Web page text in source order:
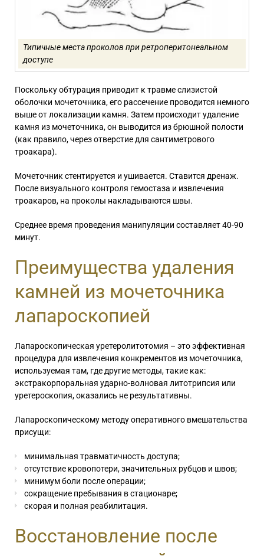
Типичные места проколов при ретроперитонеальном
доступе
Поскольку обтурация приводит к травме слизистой
оболочки мочеточника, его рассечение проводится немного
выше от локализации камня. Затем происходит удаление
камня из мочеточника, он выводится из брюшной полости
(как правило, через отверстие для сантиметрового
троакара).
Мочеточник стентируется и ушивается. Ставится дренаж.
После визуального контроля гемостаза и извлечения
троакаров, на проколы накладываются швы.
Среднее время проведения манипуляции составляет 40-90
минут.
Преимущества удаления
камней из мочеточника
лапароскопией
Лапароскопическая уретеролитотомия – этоэффективная
процедура для извлечения конкрементов из мочеточника,
используемая там, где другие методы, такие как:
экстракорпоральная ударно-волновая литотрипсия или
уретероскопия, оказались не результативны.
Лапароскопическому методу оперативного вмешательства
присущи:
минимальная травматичность доступа;
отсутствие кровопотери, значительных рубцов и швов;
минимум боли после операции;
сокращение пребывания в стационаре;
скорая и полная реабилитация.
Восстановление после